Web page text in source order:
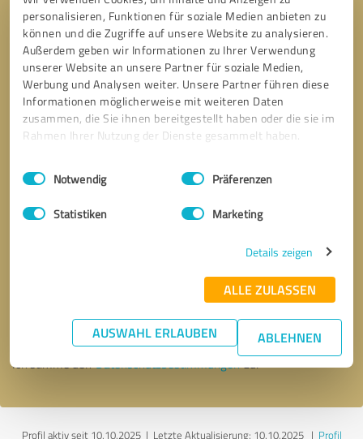
personalisieren, Funktionen für soziale Medien anbieten zu
können und die Zugriffe auf unsere Website zu analysieren.
Außerdem geben wir Informationen zu Ihrer Verwendung
unserer Website an unsere Partner für soziale Medien,
Werbung und Analysen weiter. Unsere Partner führen diese
Informationen möglicherweise mit weiteren Daten
zusammen, die Sie ihnen bereitgestellt haben oder die sie im
Rahmen Ihrer Nutzung der Dienste gesammelt haben.
Impressum Datenschutzbestimmungen
Einwilligungsauswahl
Notwendig Präferenzen
Statistiken Marketing
Details zeigen
ALLE ZULASSEN
AUSWAHL ERLAUBEN ABLEHNEN
* Erforderliche Angaben
Nachricht senden
Ich stimme denDatenschutzbestimmungenzu.
Profil aktiv seit 10.10.2025 | Letzte Aktualisierung: 10.10.2025| Profil